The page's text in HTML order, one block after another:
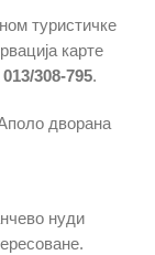
туристичке
карте
013/308-795.
дворана
нуди